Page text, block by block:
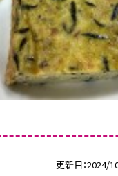
更新日 2024/